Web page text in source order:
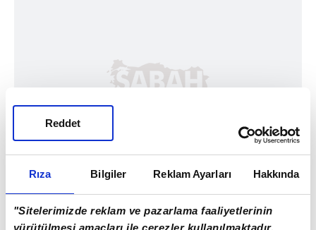
Rıza Bilgiler Reklam Ayarları Hakkında
"Sitelerimizde reklam ve pazarlama faaliyetlerinin
yürütülmesi amaçları ile çerezler kullanılmaktadır.
Reddet